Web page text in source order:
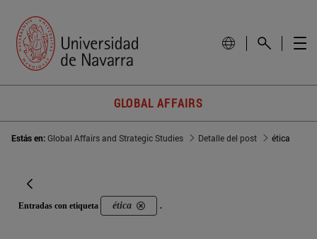
GLOBAL AFFAIRS
Estás en:Global Affairs and Strategic Studies Detalle del post ética
Entradas con etiqueta ética .